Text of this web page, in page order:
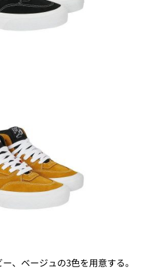
、ベージュの3色を用意する。